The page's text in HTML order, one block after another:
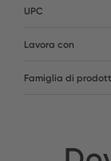
UPC
Lavora con
Famiglia di